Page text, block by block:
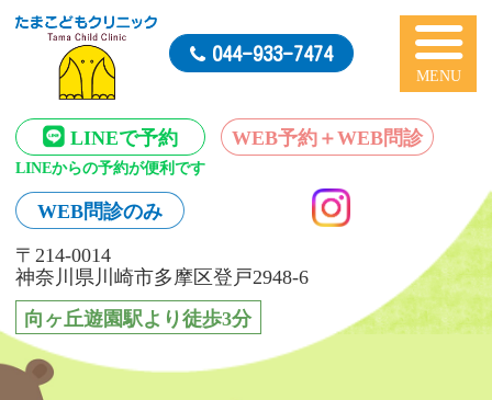
LINEで予約
LINEからの予約が便利です
WEB予約＋WEB問診
WEB問診のみ
〒214-0014
神奈川県川崎市多摩区登戸2948-6
向ヶ丘遊園駅より徒歩3分
044-933-7474